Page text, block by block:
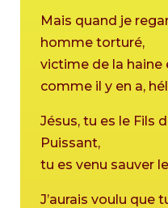
Mais quand je
homme torturé,
victime de la haine
comme il y en a,
Jésus, tu es le Fils
Puissant,
tu es venu sauver
J’aurais voulu que